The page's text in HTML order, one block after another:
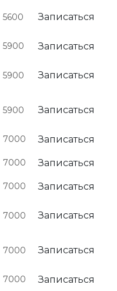
5600 Записаться
5900 Записаться
5900 Записаться
5900 Записаться
7000 Записаться
7000 Записаться
7000 Записаться
7000 Записаться
7000 Записаться
7000 Записаться